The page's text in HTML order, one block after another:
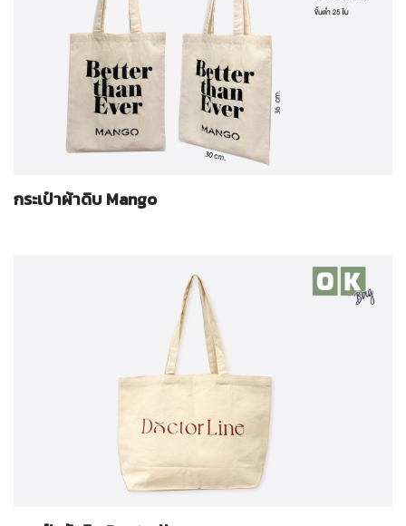
กระเป๋าผ้าดิบ Mango